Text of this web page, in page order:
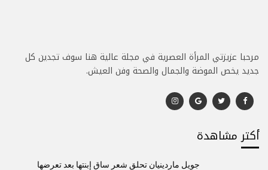
مرحبا عزيزتي المرأة العصرية في مجلة عالية هنا سوف تجدين كل
جديد يخص الموضة والجمال والصحة وفن العيش.
أكتر مشاهدة
جويل ماردينيان تحلق شعر ساق إبنتها بعد تعرضها